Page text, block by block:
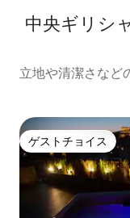
中央ギリシ
立地や清潔さなど
ゲストチョイス
ゲストチョイス